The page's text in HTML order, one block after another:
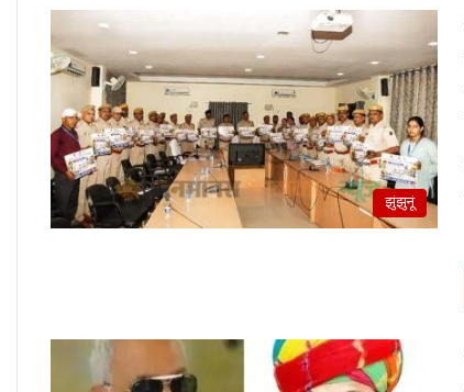
झुंझुनूं